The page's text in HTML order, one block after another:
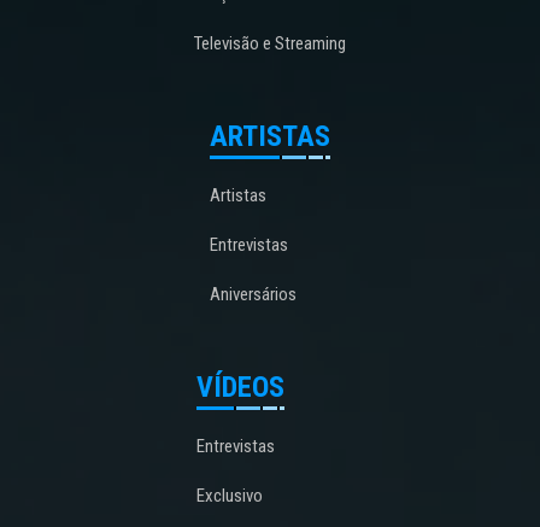
Televisão e Streaming
ARTISTAS
Artistas
Entrevistas
Aniversários
VÍDEOS
Entrevistas
Exclusivo